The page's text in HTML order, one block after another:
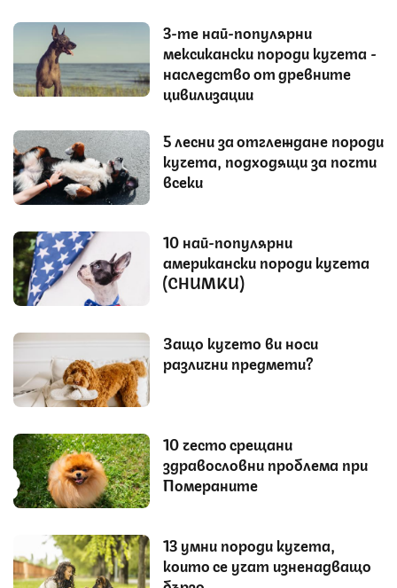
3-те най-популярни
мексикански породи кучета -
наследство от древните
цивилизации
5 лесни за отглеждане породи
кучета, подходящи за почти
всеки
10 най-популярни
американски породи кучета
(СНИМКИ)
Защо кучето ви носи
различни предмети?
10 често срещани
здравословни проблема при
Помераните
13 умни породи кучета,
които се учат изненадващо